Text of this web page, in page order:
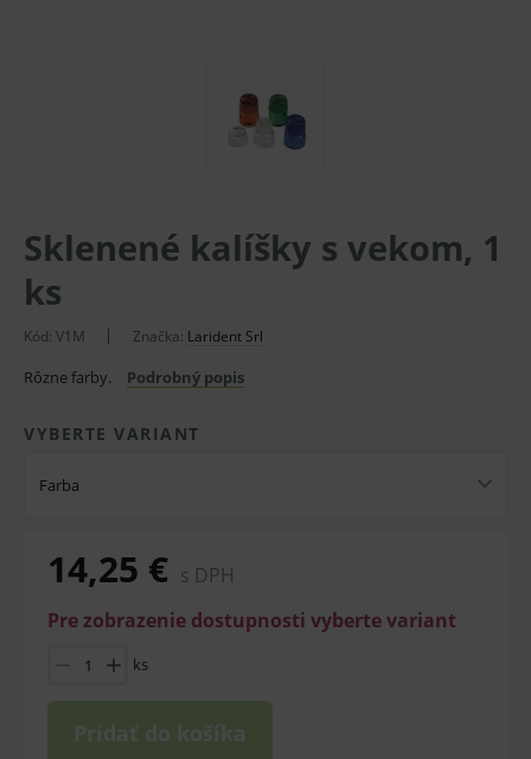
Sklenené kalíšky s vekom, 1
ks
Kód: V1M Značka: Larident Srl
Rôzne farby. Podrobný popis
VYBERTE VARIANT
Farba
14,25 € s DPH
Pre zobrazenie dostupnosti vyberte variant
ks
Pridať do košíka